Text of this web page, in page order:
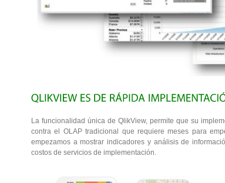
La funcionalidad única de QlikView, permite que su
contra el OLAP tradicional que requiere meses para
empezamos a mostrar indicadores y análisis de
costos de servicios de implementación.